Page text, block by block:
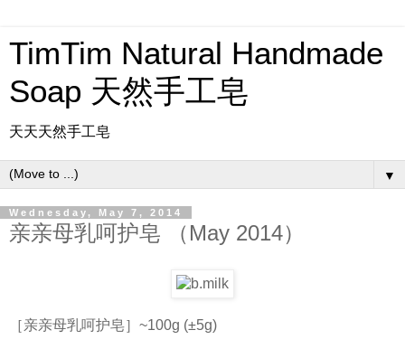
TimTim Natural Handmade
Soap 天然手工皂
天天天然手工皂
▼
Wednesday, May 7, 2014
亲亲母乳呵护皂 （May 2014）
［亲亲母乳呵护皂］~100g (±5g)